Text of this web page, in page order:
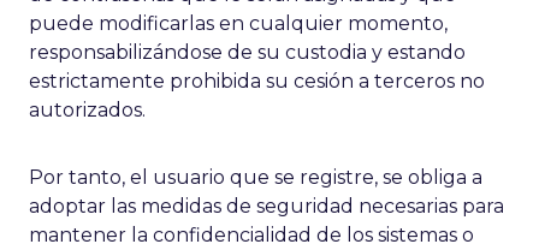
puede modificarlas en cualquier momento,
responsabilizándose de su custodia y estando
estrictamente prohibida su cesión a terceros no
autorizados.
Por tanto, el usuario que se registre, se obliga a
adoptar las medidas de seguridad necesarias para
mantener la confidencialidad de los sistemas o